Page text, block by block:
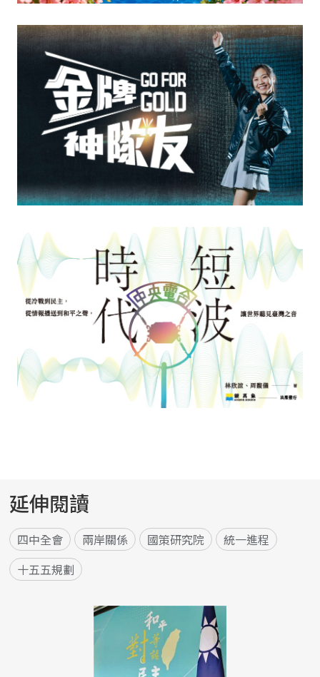
延伸閱讀
四中全會 兩岸關係 國策研究院
統一進程
十五五規劃